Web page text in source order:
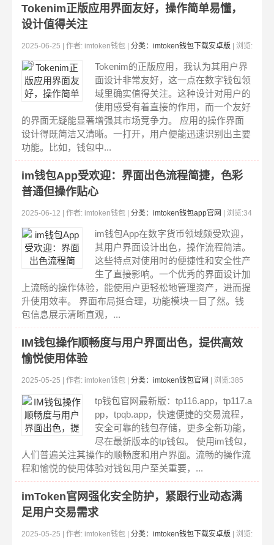
Tokenim正版应用界面友好，操作简单易懂，
设计值得关注
2025-06-25 | 作者: imtoken钱包 | 分类：imtoken钱包下载安卓版 | 浏览:
379
Tokenim的正版应用，我认为其用户界
面设计非常友好，这一点在数字钱包领
域里确实值得关注。这种设计对用户的
使用感受有着直接的作用，而一个友好
的界面无疑能显著增强其市场竞争力。 应用的操作界面
设计得既简洁又清晰。一打开，用户便能迅速识别出主要
功能。比如，钱包中...
im钱包App受欢迎：界面出色流程简捷，色彩
普通但操作贴心
2025-06-12 | 作者: imtoken钱包 | 分类：imtoken钱包app官网 | 浏览:34
1
im钱包App在数字货币领域颇受欢迎，
其用户界面设计出色，操作流程简洁。
这些特点对使用时的便捷性和安全性产
生了直接影响。一个优秀的界面设计加
上流畅的操作体验，能使用户更轻松地管理资产，进而提
升使用效率。 界面布局挺合理，功能模块一目了然。钱
包信息展示清晰直观，...
IM钱包操作顺畅度与用户界面出色，提供高效
愉悦使用体验
2025-05-25 | 作者: imtoken钱包 | 分类：imtoken钱包官网 | 浏览:385
tp钱包官网最新版：tp116.app，tp117.a
pp，tpqb.app，快速便捷的交易流程，
安全可靠的钱包存储，更多全新功能，
尽在最新版本的tp钱包。 使用im钱包，
人们普遍关注其操作的顺畅度和用户界面。流畅的操作流
程和愉悦的使用体验对钱包用户至关重要，...
imToken官网强化安全防护，紧跟行业动态满
足用户交易需求
2025-05-25 | 作者: imtoken钱包 | 分类：imtoken钱包下载安卓版 | 浏览: